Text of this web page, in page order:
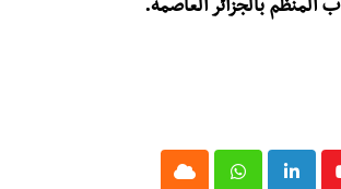
المنظم بالجزائر العاصمة.